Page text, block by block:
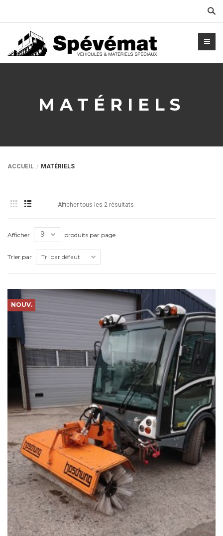
MATÉRIELS
ACCUEIL MATÉRIELS
Afficher tous les 2 résultats
Afficher produits par page
Trier par
NOUV.